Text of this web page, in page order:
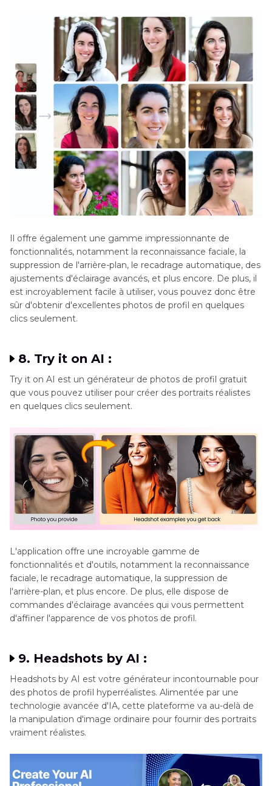
Il offre également une gamme impressionnante de
fonctionnalités, notamment la reconnaissance faciale, la
suppression de l'arrière-plan, le recadrage automatique, des
ajustements d'éclairage avancés, et plus encore. De plus, il
est incroyablement facile à utiliser, vous pouvez donc être
sûr d'obtenir d'excellentes photos de profil en quelques
clics seulement.
8. Try it on AI :
Try it on AI est un générateur de photos de profil gratuit
que vous pouvez utiliser pour créer des portraits réalistes
en quelques clics seulement.
L'application offre une incroyable gamme de
fonctionnalités et d'outils, notamment la reconnaissance
faciale, le recadrage automatique, la suppression de
l'arrière-plan, et plus encore. De plus, elle dispose de
commandes d'éclairage avancées qui vous permettent
d'affiner l'apparence de vos photos de profil.
9. Headshots by AI :
Headshots by AI est votre générateur incontournable pour
des photos de profil hyperréalistes. Alimentée par une
technologie avancée d'IA, cette plateforme va au-delà de
la manipulation d'image ordinaire pour fournir des portraits
vraiment réalistes.